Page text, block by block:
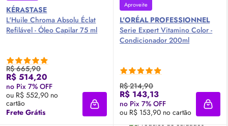
KÉRASTASE
L'Huile Chroma Absolu Éclat
Refilável - Óleo Capilar 75 ml
R$ 665,90
R$ 514,20
no Pix 7% OFF
ou R$ 552,90 no
cartão
Frete Grátis
Adicionar à sacola
Aproveite
L'ORÉAL PROFESSIONNEL
Serie Expert Vitamino Color -
Condicionador 200ml
R$ 214,90
R$ 143,13
no Pix 7% OFF
ou R$ 153,90 no cartão